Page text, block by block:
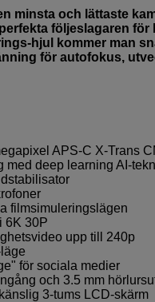
minsta och lättaste
följeslagaren för
hjul kommer man
för autofokus,
APS-C X-Trans
med deep learning AI-
filmsimuleringslägen
6K 30P
upp till 240p
för sociala medier
och 3.5 mm
3-tums LCD-skärm